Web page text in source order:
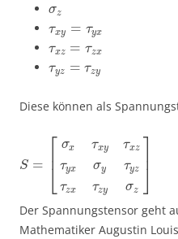
σz
τxy = τyx
τxz = τzx
τyz = τzy
Diese können als
S = ⎡
⎣
⎢
σx
τyx
τzx
τxy
σy
τzy
τxz
τyz
σz
⎤
⎦⎥
Der Spannungstensor geht
Mathematiker Augustin